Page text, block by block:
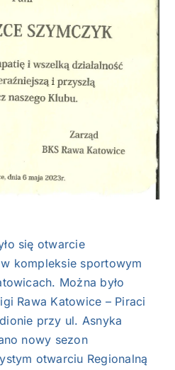
się otwarcie
kompleksie sportowym
Można było
Rawa Katowice – Piraci
przy ul. Asnyka
nowy sezon
otwarciu Regionalną